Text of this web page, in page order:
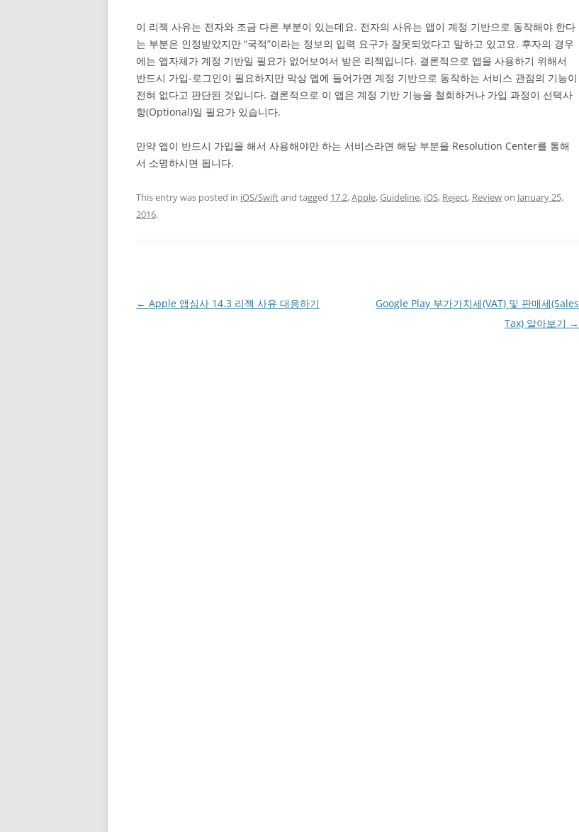
이 리젝 사유는 전자와 조금 다른 부분이 있는데요. 전자의 사유는 앱이 계정 기반으로 동작해야 한다
는 부분은 인정받았지만 “국적”이라는 정보의 입력 요구가 잘못되었다고 말하고 있고요. 후자의 경우
에는 앱자체가 계정 기반일 필요가 없어보여서 받은 리젝입니다. 결론적으로 앱을 사용하기 위해서
반드시 가입-로그인이 필요하지만 막상 앱에 들어가면 계정 기반으로 동작하는 서비스 관점의 기능이
전혀 없다고 판단된 것입니다. 결론적으로 이 앱은 계정 기반 기능을 철회하거나 가입 과정이 선택사
항(Optional)일 필요가 있습니다.
만약 앱이 반드시 가입을 해서 사용해야만 하는 서비스라면 해당 부분을 Resolution Center를 통해
서 소명하시면 됩니다.
This entry was posted in iOS/Swiftand tagged 17.2,Apple,Guideline, iOS, Reject, Reviewon January 25,
2016.
Post
← Apple 앱심사 14.3 리젝 사유 대응하기
Google Play 부가가치세(VAT) 및 판매세(Sales
Tax) 알아보기 →